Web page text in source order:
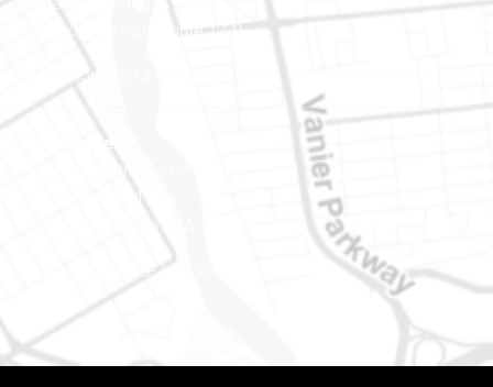
(Adjacent à l’autoroute 174)
Téléphone : 613-745-8387
Est ontarien
888, rue Notre-Dame
Case postale 101
Embrun (Ontario) K0A 1W1
Téléphone : 613-745-8387